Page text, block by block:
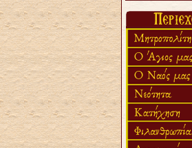
«πολύ αργά».
Ζητείται....